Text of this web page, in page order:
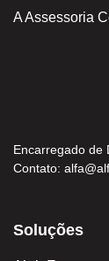
A Assessoria
Encarregado de
Contato:
Soluções